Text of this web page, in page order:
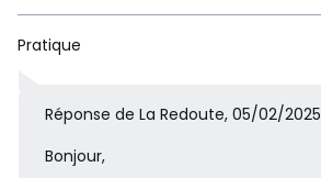
Pratique
Réponse de La Redoute, 05/02/2025
Bonjour,